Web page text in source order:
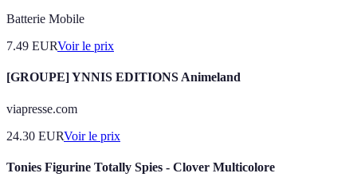
Batterie Mobile
7.49 EURVoir le prix
[GROUPE] YNNIS EDITIONS Animeland
viapresse.com
24.30 EURVoir le prix
Tonies Figurine Totally Spies - Clover Multicolore